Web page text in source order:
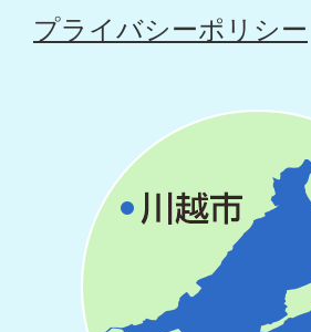
プライバシーポリシー